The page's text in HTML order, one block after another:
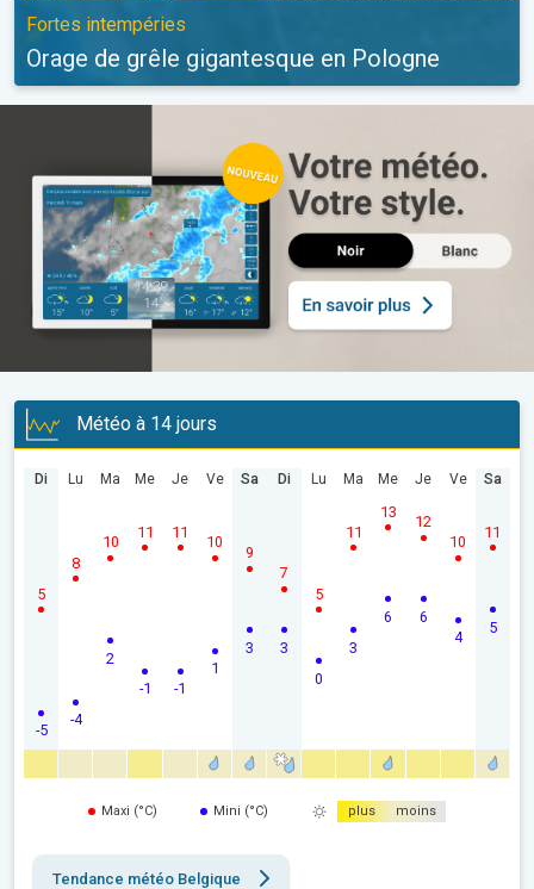
Fortes intempéries
Orage de grêle gigantesque en Pologne
Météo à 14 jours
Di
-5
5
Lu
-4
8
Ma
2
10
Me
-1
11
Je
-1
11
Ve
1
10
Sa
3
9
Di
3
7
Lu
0
5
Ma
3
11
Me
6
13
Je
6
12
Ve
4
10
Sa
5
11
Maxi (°C) Mini (°C) plus moins
Tendance météo Belgique